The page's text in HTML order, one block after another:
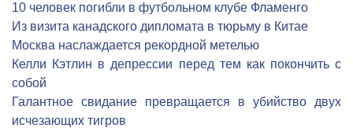
10 человек погибли в футбольном клубе Фламенго
Из визита канадского дипломата в тюрьму в Китае
Москва наслаждается рекордной метелью
Келли Кэтлин в депрессии перед тем как покончить с
собой
Галантное свидание превращается в убийство двух
исчезающих тигров